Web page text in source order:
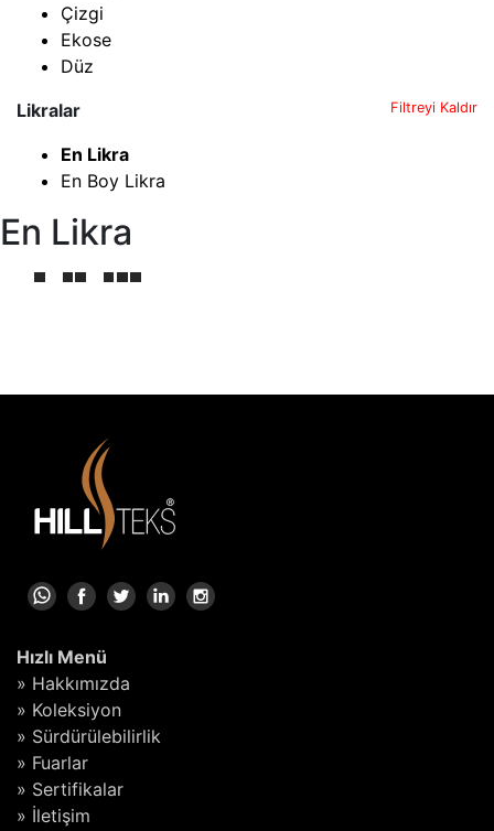
Çizgi
Ekose
Düz
Likralar
Filtreyi Kaldır
En Likra
En Boy Likra
En Likra
Hızlı Menü
» Hakkımızda
» Koleksiyon
» Sürdürülebilirlik
» Fuarlar
» Sertifikalar
» İletişim